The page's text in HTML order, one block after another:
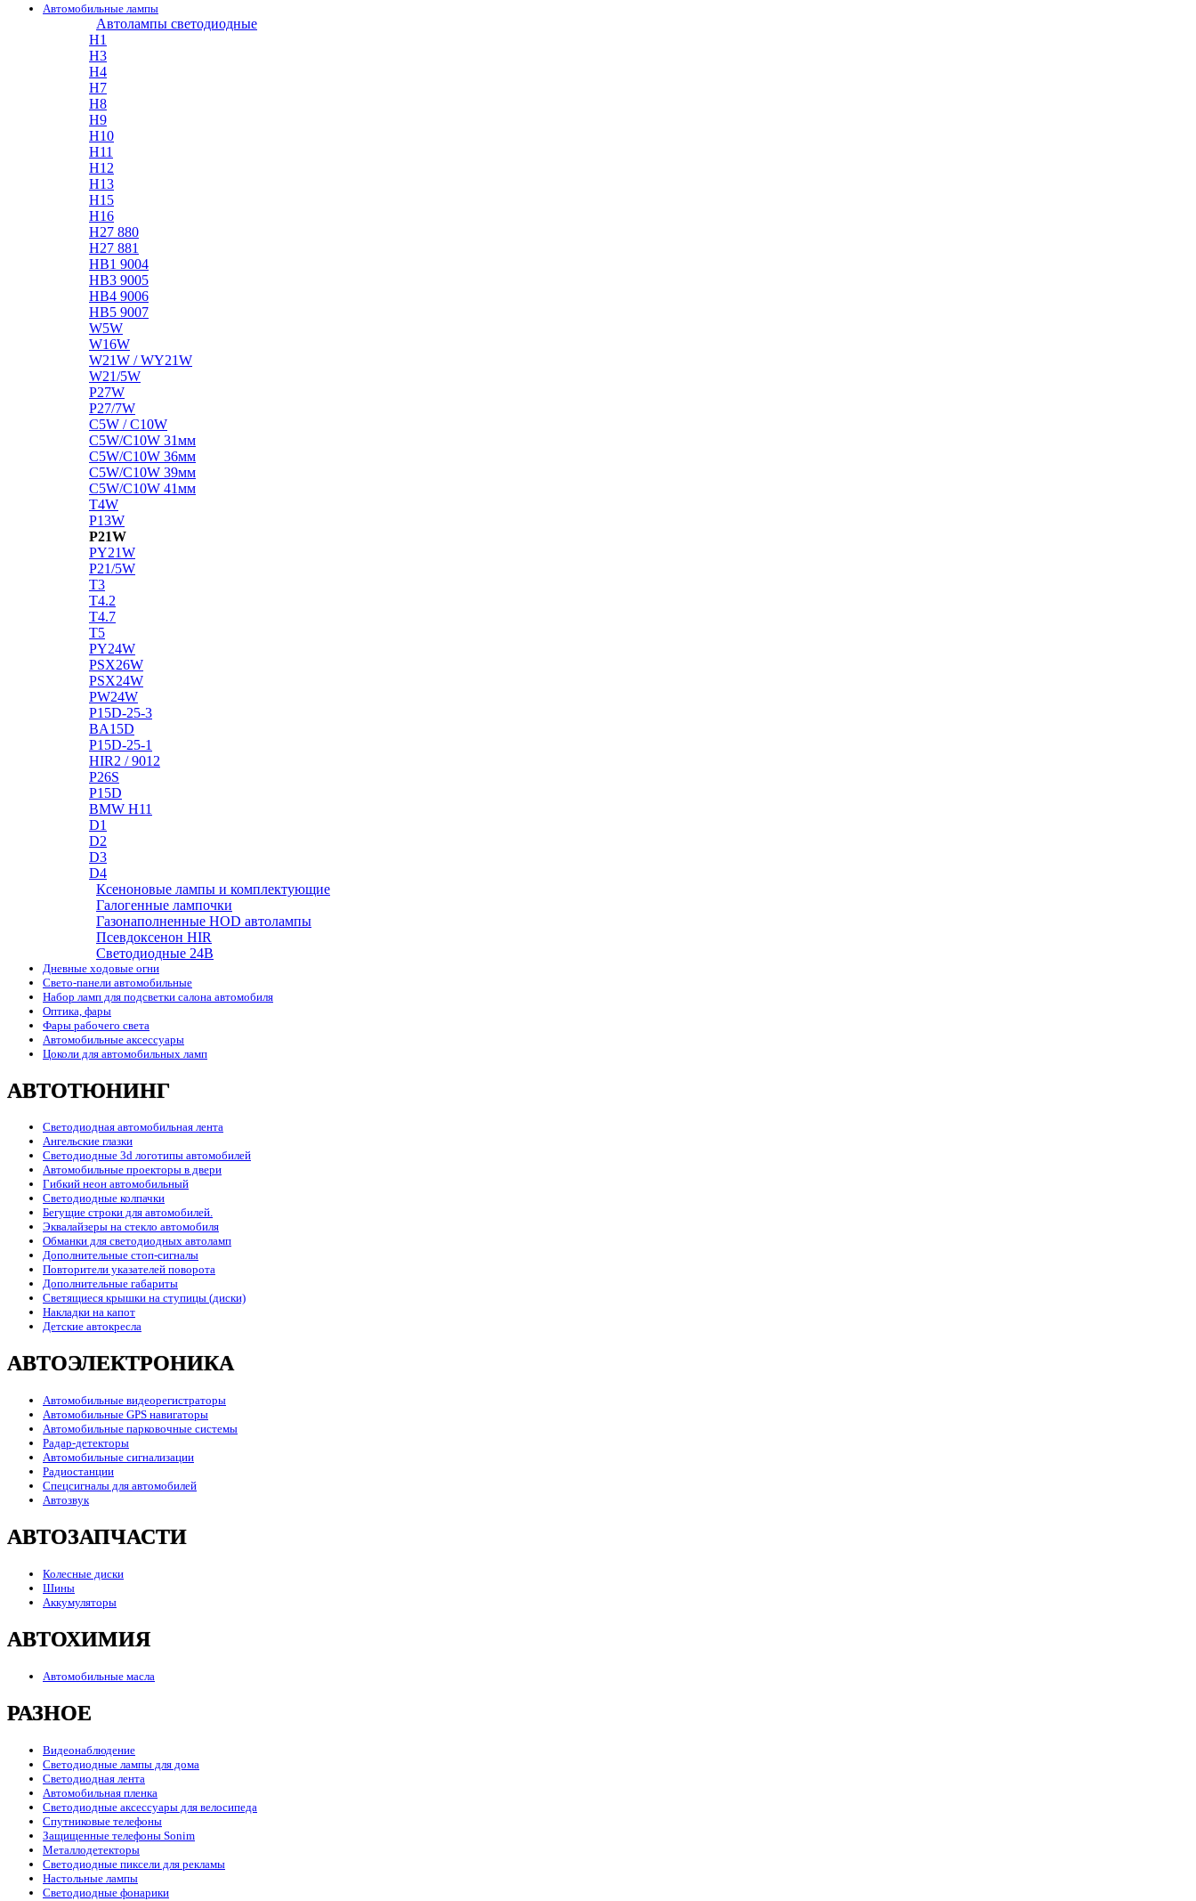
Автомобильные лампы
Автолампы светодиодные
H1
H3
H4
H7
H8
H9
H10
H11
H12
H13
H15
H16
H27 880
H27 881
HB1 9004
HB3 9005
HB4 9006
HB5 9007
W5W
W16W
W21W / WY21W
W21/5W
P27W
P27/7W
C5W / C10W
C5W/C10W 31мм
C5W/C10W 36мм
C5W/C10W 39мм
C5W/C10W 41мм
T4W
P13W
P21W
PY21W
P21/5W
T3
T4.2
T4.7
T5
PY24W
PSX26W
PSX24W
PW24W
P15D-25-3
BA15D
P15D-25-1
HIR2 / 9012
P26S
P15D
BMW H11
D1
D2
D3
D4
Ксеноновые лампы и комплектующие
Галогенные лампочки
Газонаполненные HOD автолампы
Псевдоксенон HIR
Cветодиодные 24B
Дневные ходовые огни
Свето-панели автомобильные
Набор ламп для подсветки салона автомобиля
Оптика, фары
Фары рабочего света
Автомобильные аксессуары
Цоколи для автомобильных ламп
АВТОТЮНИНГ
Светодиодная автомобильная лента
Ангельские глазки
Светодиодные 3d логотипы автомобилей
Автомобильные проекторы в двери
Гибкий неон автомобильный
Светодиодные колпачки
Бегущие строки для автомобилей.
Эквалайзеры на стекло автомобиля
Обманки для светодиодных автоламп
Дополнительные стоп-сигналы
Повторители указателей поворота
Дополнительные габариты
Светящиеся крышки на ступицы (диски)
Накладки на капот
Детские автокресла
АВТОЭЛЕКТРОНИКА
Автомобильные видеорегистраторы
Автомобильные GPS навигаторы
Автомобильные парковочные системы
Радар-детекторы
Автомобильные сигнализации
Радиостанции
Спецсигналы для автомобилей
Автозвук
АВТОЗАПЧАСТИ
Колесные диски
Шины
Аккумуляторы
АВТОХИМИЯ
Автомобильные масла
РАЗНОЕ
Видеонаблюдение
Светодиодные лампы для дома
Светодиодная лента
Автомобильная пленка
Светодиодные аксессуары для велосипеда
Спутниковые телефоны
Защищенные телефоны Sonim
Металлодетекторы
Светодиодные пиксели для рекламы
Настольные лампы
Светодиодные фонарики